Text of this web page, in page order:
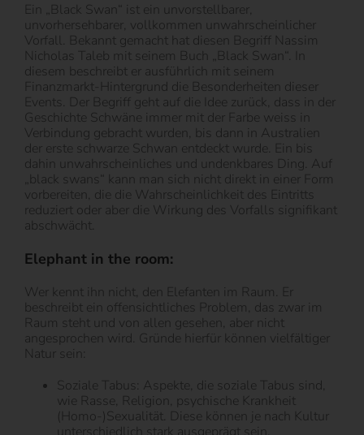
Ein „Black Swan“ ist ein unvorstellbarer,
unvorhersehbarer, vollkommen unwahrscheinlicher
Vorfall. Bekannt gemacht hat diesen Begriff Nassim
Nicholas Taleb mit seinem Buch „Black Swan“. In
diesem beschreibt er ausführlich mit seinem
Finanzmarkt-Hintergrund die Besonderheiten dieser
Events. Der Begriff geht auf die Idee zurück, dass in der
Geschichte Schwäne immer mit der Farbe weiss in
Verbindung gebracht wurden, bis dann in Australien
der erste schwarze Schwan entdeckt wurde. Ein bis
dahin unwahrscheinliches und undenkbares Ding. Auf
„black swans“ kann man sich nicht direkt in einer Form
vorbereiten, die die Wahrscheinlichkeit des Eintritts
reduziert oder aber die Wirkung des Vorfalls signifikant
abschwächt.
Elephant in the room:
Wer kennt ihn nicht, den Elefanten im Raum. Er
beschreibt ein offensichtliches Problem, das zwar im
Raum steht und von allen gesehen, aber nicht
angesprochen wird. Gründe hierfür können vielfältiger
Natur sein:
Soziale Tabus: Aspekte, die soziale Tabus sind,
wie Rasse, Religion, psychische Krankheit
(Homo-)Sexualität. Diese können je nach Kultur